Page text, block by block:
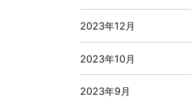
2023年12月
2023年10月
2023年9月